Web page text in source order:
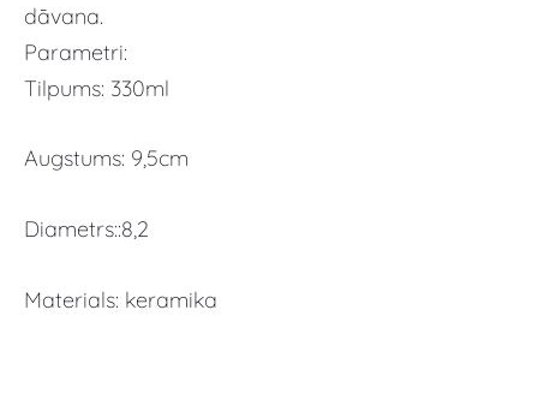
dāvana.
Parametri:
Tilpums: 330ml
Augstums: 9,5cm
Diametrs::8,2
Materials: keramika